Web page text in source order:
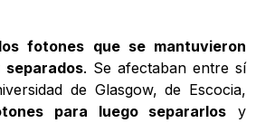
fotones que se mantuvieron
separados. Se afectaban entre sí
de Glasgow, de Escocia,
para luego separarlos y